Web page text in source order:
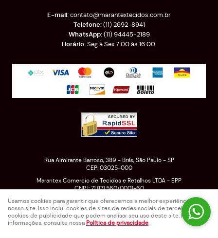
(11)2692-8941
(11)94445-2189
Seg à Sex 7:00 às 16:00.
contato@marantextecidos.com.br
Rua Almirante Barroso, 389 - Brás, São Paulo- SP
CEP: 03025-000
Marantex Comercio de Tecidos e Retalhos LTDA - EPP
CNPJ: 71.871.560/0001-60
LOJA VIRTUAL CRIADA POR
Usamos cookies para garantir que oferecemos a melhor experiência em
nosso site. Isso inclui cookies de sites de redes sociais de terceiros e
cookies de publicidade que podem analisar seu uso deste site. Para mais
informações, consulte nossa Política de privacidade.